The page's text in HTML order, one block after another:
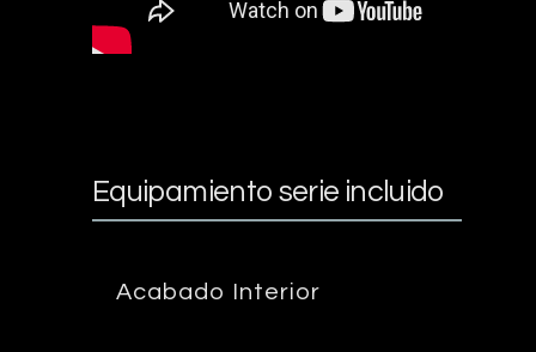
Equipamiento serie incluido
Acabado Interior